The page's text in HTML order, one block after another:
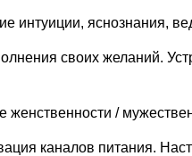
интуиции, яснознания,
своих желаний.
женственности /
каналов питания.